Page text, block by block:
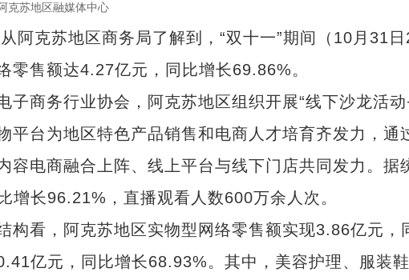
苏地区融媒体中心
克苏地区商务局了解到，“双十一”期间（10月31日
零售额达4.27亿元，同比增长69.86%。
商务行业协会，阿克苏地区组织开展“线下沙龙活动
平台为地区特色产品销售和电商人才培育齐发力，通
容电商融合上阵、线上平台与线下门店共同发力。据
增长96.21%，直播观看人数600万余人次。
看，阿克苏地区实物型网络零售额实现3.86亿元，
亿元，同比增长68.93%。其中，美容护理、服装